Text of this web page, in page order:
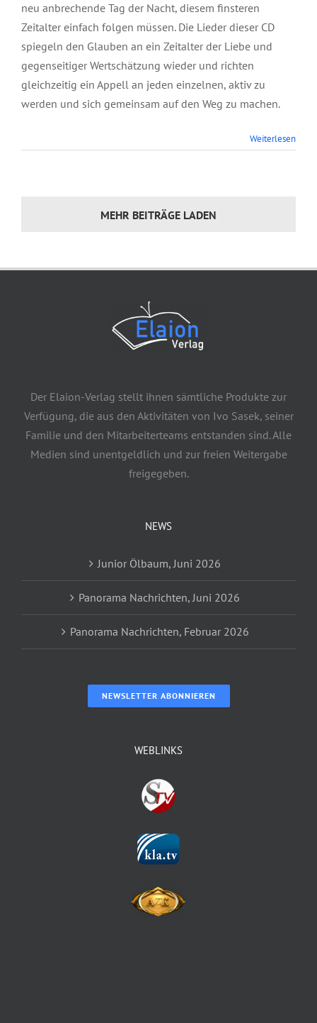
neu anbrechende Tag der Nacht, diesem finsteren
Zeitalter einfach folgen müssen. Die Lieder dieser CD
spiegeln den Glauben an ein Zeitalter der Liebe und
gegenseitiger Wertschätzung wieder und richten
gleichzeitig ein Appell an jeden einzelnen, aktiv zu
werden und sich gemeinsam auf den Weg zu machen.
Weiterlesen
MEHR BEITRÄGE LADEN
Der Elaion-Verlag stellt ihnen sämtliche Produkte zur
Verfügung, die aus den Aktivitäten von Ivo Sasek, seiner
Familie und den Mitarbeiterteams entstanden sind. Alle
Medien sind unentgeldlich und zur freien Weitergabe
freigegeben.
NEWS
Junior Ölbaum, Juni 2026
Panorama Nachrichten, Juni 2026
Panorama Nachrichten, Februar 2026
NEWSLETTER ABONNIEREN
WEBLINKS